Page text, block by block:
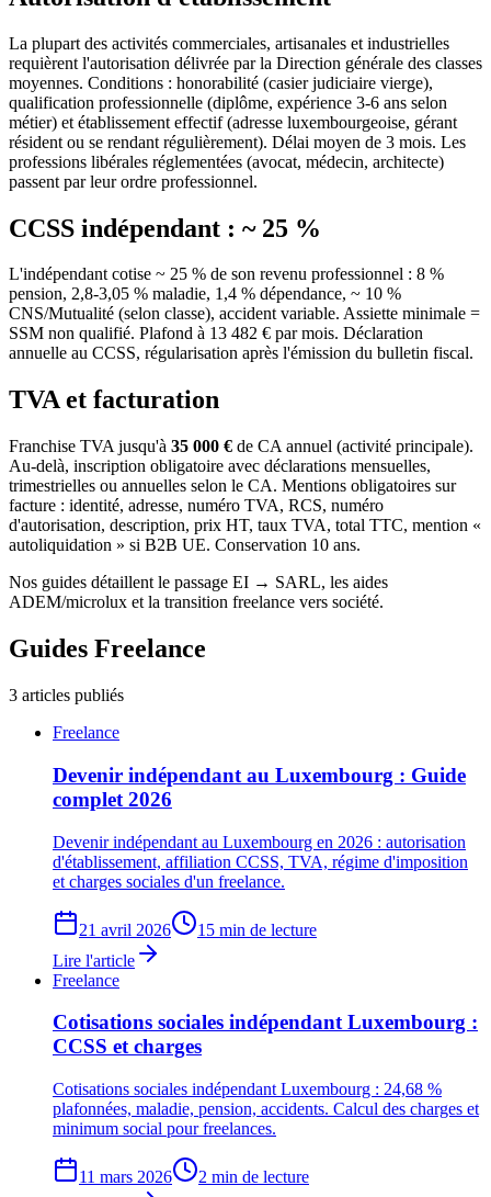
La plupart des activités commerciales, artisanales et industrielles
requièrent l'autorisation délivrée par la Direction générale des classes
moyennes. Conditions : honorabilité (casier judiciaire vierge),
qualification professionnelle (diplôme, expérience 3-6 ans selon
métier) et établissement effectif (adresse luxembourgeoise, gérant
résident ou se rendant régulièrement). Délai moyen de 3 mois. Les
professions libérales réglementées (avocat, médecin, architecte)
passent par leur ordre professionnel.
CCSS indépendant : ~ 25 %
L'indépendant cotise ~ 25 % de son revenu professionnel : 8 %
pension, 2,8-3,05 % maladie, 1,4 % dépendance, ~ 10 %
CNS/Mutualité (selon classe), accident variable. Assiette minimale =
SSM non qualifié. Plafond à 13 482 € par mois. Déclaration
annuelle au CCSS, régularisation après l'émission du bulletin fiscal.
TVA et facturation
Franchise TVA jusqu'à 35 000 € de CA annuel (activité principale).
Au-delà, inscription obligatoire avec déclarations mensuelles,
trimestrielles ou annuelles selon le CA. Mentions obligatoires sur
facture : identité, adresse, numéro TVA, RCS, numéro
d'autorisation, description, prix HT, taux TVA, total TTC, mention «
autoliquidation » si B2B UE. Conservation 10 ans.
Nos guides détaillent le passage EI → SARL, les aides
ADEM/microlux et la transition freelance vers société.
Guides Freelance
3 articles publiés
Freelance
Devenir indépendant au Luxembourg : Guide
complet 2026
Devenir indépendant au Luxembourg en 2026 : autorisation
d'établissement, affiliation CCSS, TVA, régime d'imposition
et charges sociales d'un freelance.
21 avril 2026
15 min de lecture
Lire l'article
Freelance
Cotisations sociales indépendant Luxembourg :
CCSS et charges
Cotisations sociales indépendant Luxembourg : 24,68 %
plafonnées, maladie, pension, accidents. Calcul des charges et
minimum social pour freelances.
11 mars 2026
2 min de lecture